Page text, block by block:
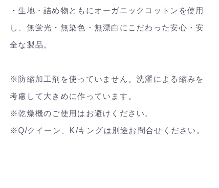
・生地・詰め物ともにオーガニックコットンを使用
し、無蛍光・無染色・無漂白にこだわった安心・安
全な製品。
※防縮加工剤を使っていません。洗濯による縮みを
考慮して大きめに作っています。
※乾燥機のご使用はお避けください。
※Q/クイーン、K/キングは別途お問合せください。